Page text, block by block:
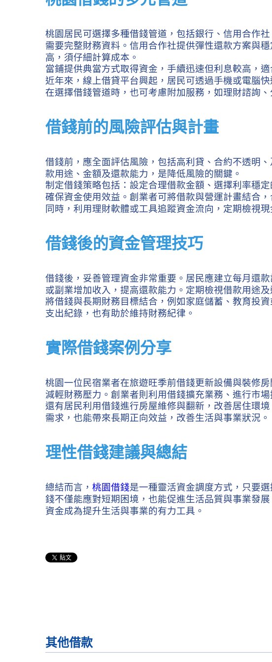
桃園居民可選擇多種借錢管道，包括銀行、信用合作
需要完整財務資料。信用合作社提供彈性還款方案與
高，須仔細計算成本。
當鋪提供典當方式取得資金，手續迅速但利息較高，
近年來，線上借貸平台興起，居民可透過手機或電腦
在選擇借錢管道時，也可考慮附加服務，如理財諮詢
借錢前的風險評估與計畫
借錢前，應全面評估風險，包括高利貸、合約不透明
款用途、金額及還款能力，是降低風險的關鍵。
制定借錢策略包括：設定合理借款金額、選擇利率穩
確保資金使用效益。創業者可將借款與營運計畫結合
同時，利用理財軟體或工具追蹤資金流向，定期檢視
借錢後的資金管理技巧
借錢後，妥善管理資金非常重要。居民應建立每月還
或副業增加收入，提高還款能力。定期檢視借款用途
將借錢與長期財務目標結合，例如家庭儲蓄、教育投
支出紀錄，也有助於維持財務紀律。
實際借錢案例分享
桃園一位民宿業者在旅遊旺季前借錢更新設備與裝修
減輕財務壓力。創業者則利用借錢擴充業務、進行市
還有居民利用借錢進行房屋維修與翻新，改善居住環
需求，也能帶來長期正向效益，改善生活與事業狀況。
理性借錢建議與總結
總結而言， 桃園借錢是一種靈活資金調度方式，只要
錢不僅能應對短期困境，也能促進生活品質與事業發
資金成為提升生活與事業的有力工具。
其他借款